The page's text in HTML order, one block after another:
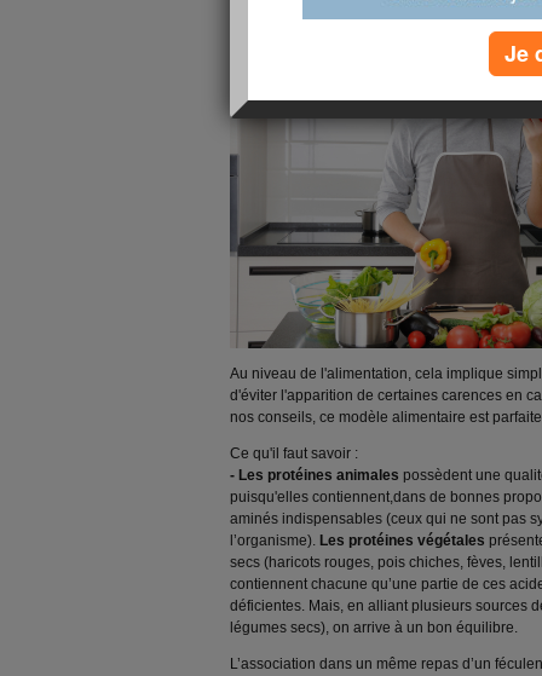
Au niveau de l'alimentation, cela implique
d'éviter l'apparition de certaines carences en
nos conseils, ce modèle alimentaire est
Ce qu'il faut savoir :
- Les protéines animales possèdent une
puisqu'elles contiennent,dans de bonnes
aminés indispensables (ceux qui ne sont pas
l’organisme). Les protéines végétales
secs (haricots rouges, pois chiches, fèves,
contiennent chacune qu’une partie de ces
déficientes. Mais, en alliant plusieurs sources
légumes secs), on arrive à un bon équilibre.
L’association dans un même repas d’un
Je